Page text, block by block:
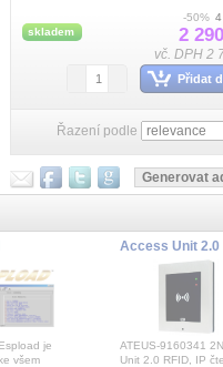
vyššího výkonu.
skladem
-50%
2
vč. DPH 2
Přidat
Řazení podle
je
všem
ATEUS-9160341
Unit 2.0 RFID, IP